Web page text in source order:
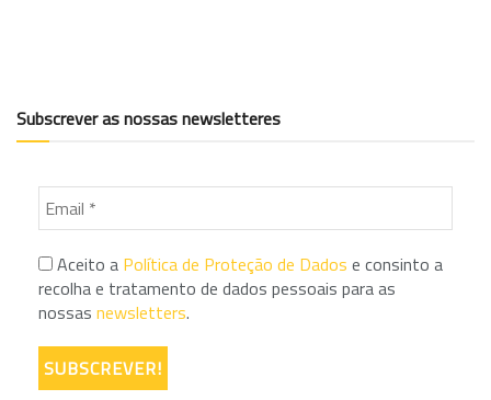
Subscrever as nossas newsletteres
Aceito a Política de Proteção de Dados e consinto a
recolha e tratamento de dados pessoais para as
nossas newsletters.